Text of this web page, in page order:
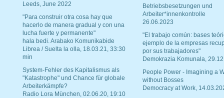
Leeds, June 2022
"Para construir otra cosa hay que
hacerlo de manera gradual y con una
lucha fuerte y permanente"
hala bedi. Arabako Komunikabide
Librea / Suelta la olla, 18.03.21, 33:30
min
System-Fehler des Kapitalismus als
"Katastrophe" und Chance für globale
Arbeiterkämpfe?
Radio Lora München, 02.06.20, 19:10
Betriebsbesetzungen und
Arbeiter*innenkontrolle
26.06.2023
"El trabajo común: bases
ejemplo de la empresas
por sus trabajadores"
Demokrazia Komunala,
People Power - Imagining a
without Bosses
Democracy at Work,